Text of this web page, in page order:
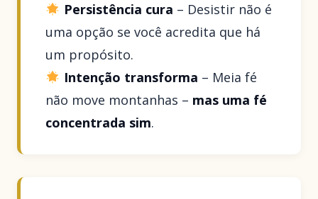
Persistência cura – Desistir não é
uma opção se você acredita que há
um propósito.
Intenção transforma – Meia fé
não move montanhas – mas uma fé
concentrada sim.